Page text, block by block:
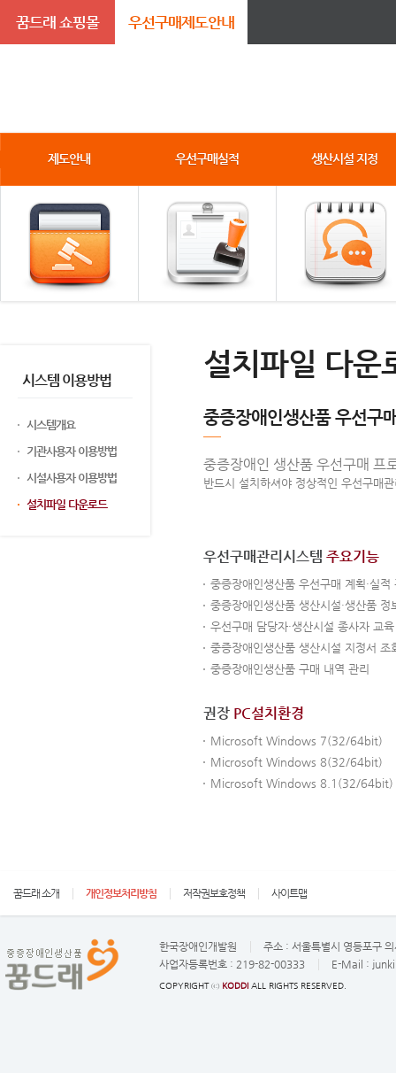
꿈드래 쇼핑몰 우선구매제도안내
제도안내 우선구매실적 생산시설 지정
시스템 이용방법
시스템개요
기관사용자 이용방법
시설사용자 이용방법
설치파일 다운로드
설치파일 다운
중증장애인생산품 우선구
중증장애인 생산품 우선구매 프
반드시 설치하셔야 정상적인 우선구매
우선구매관리시스템 주요기능
중증장애인생산품 우선구매 계획·실적
중증장애인생산품 생산시설·생산품 정
우선구매 담당자·생산시설 종사자 교
중증장애인생산품 생산시설 지정서 조
중증장애인생산품 구매 내역 관리
권장 PC설치환경
Microsoft Windows 7(32/64bit)
Microsoft Windows 8(32/64bit)
Microsoft Windows 8.1(32/64bit)
꿈드래 소개 개인정보처리방침 저작권보호정책 사이트맵
한국장애인개발원 주소 : 서울특별시 영등포구
사업자등록번호 : 219-82-00333 E-Mail :
COPYRIGHT ⓒ KODDI ALL RIGHTS RESERVED.